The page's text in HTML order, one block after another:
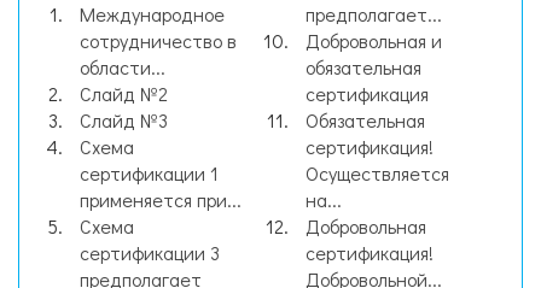
Международное
сотрудничество в
области...
Слайд №2
Слайд №3
Схема
сертификации 1
применяется при...
Схема
сертификации 3
предполагает
предполагает...
Добровольная и
обязательная
сертификация
Обязательная
сертификация!
Осуществляется
на...
Добровольная
сертификация!
Добровольной...